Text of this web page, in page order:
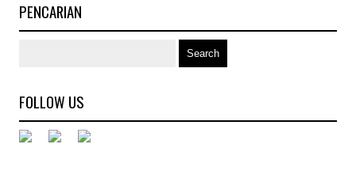
PENCARIAN
FOLLOW US